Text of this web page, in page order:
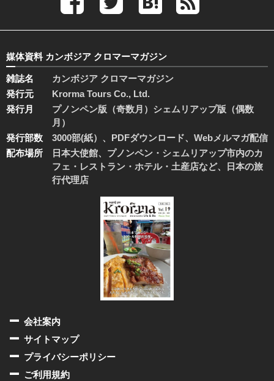
媒体資料 カンボジア クロマーマガジン
雑誌名
カンボジア クロマーマガジン
発行元
Krorma Tours Co., Ltd.
発行月
プノンペン版（奇数月）シェムリアップ版（偶数
月）
発行部数
3000部(紙）、PDFダウンロード、Webメルマガ配信
配布場所
日本大使館、プノンペン・シェムリアップ市内のカ
フェ・レストラン・ホテル・土産店など、日本の旅
行代理店
会社案内
サイトマップ
プライバシーポリシー
ご利用規約